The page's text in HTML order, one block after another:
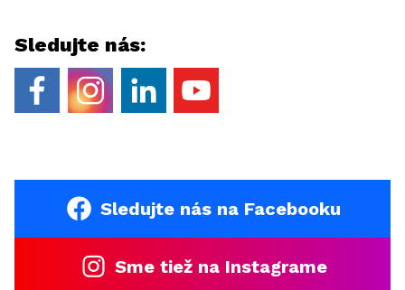
Sledujte nás:
Sledujte nás na Facebooku
Sme tiež na Instagrame